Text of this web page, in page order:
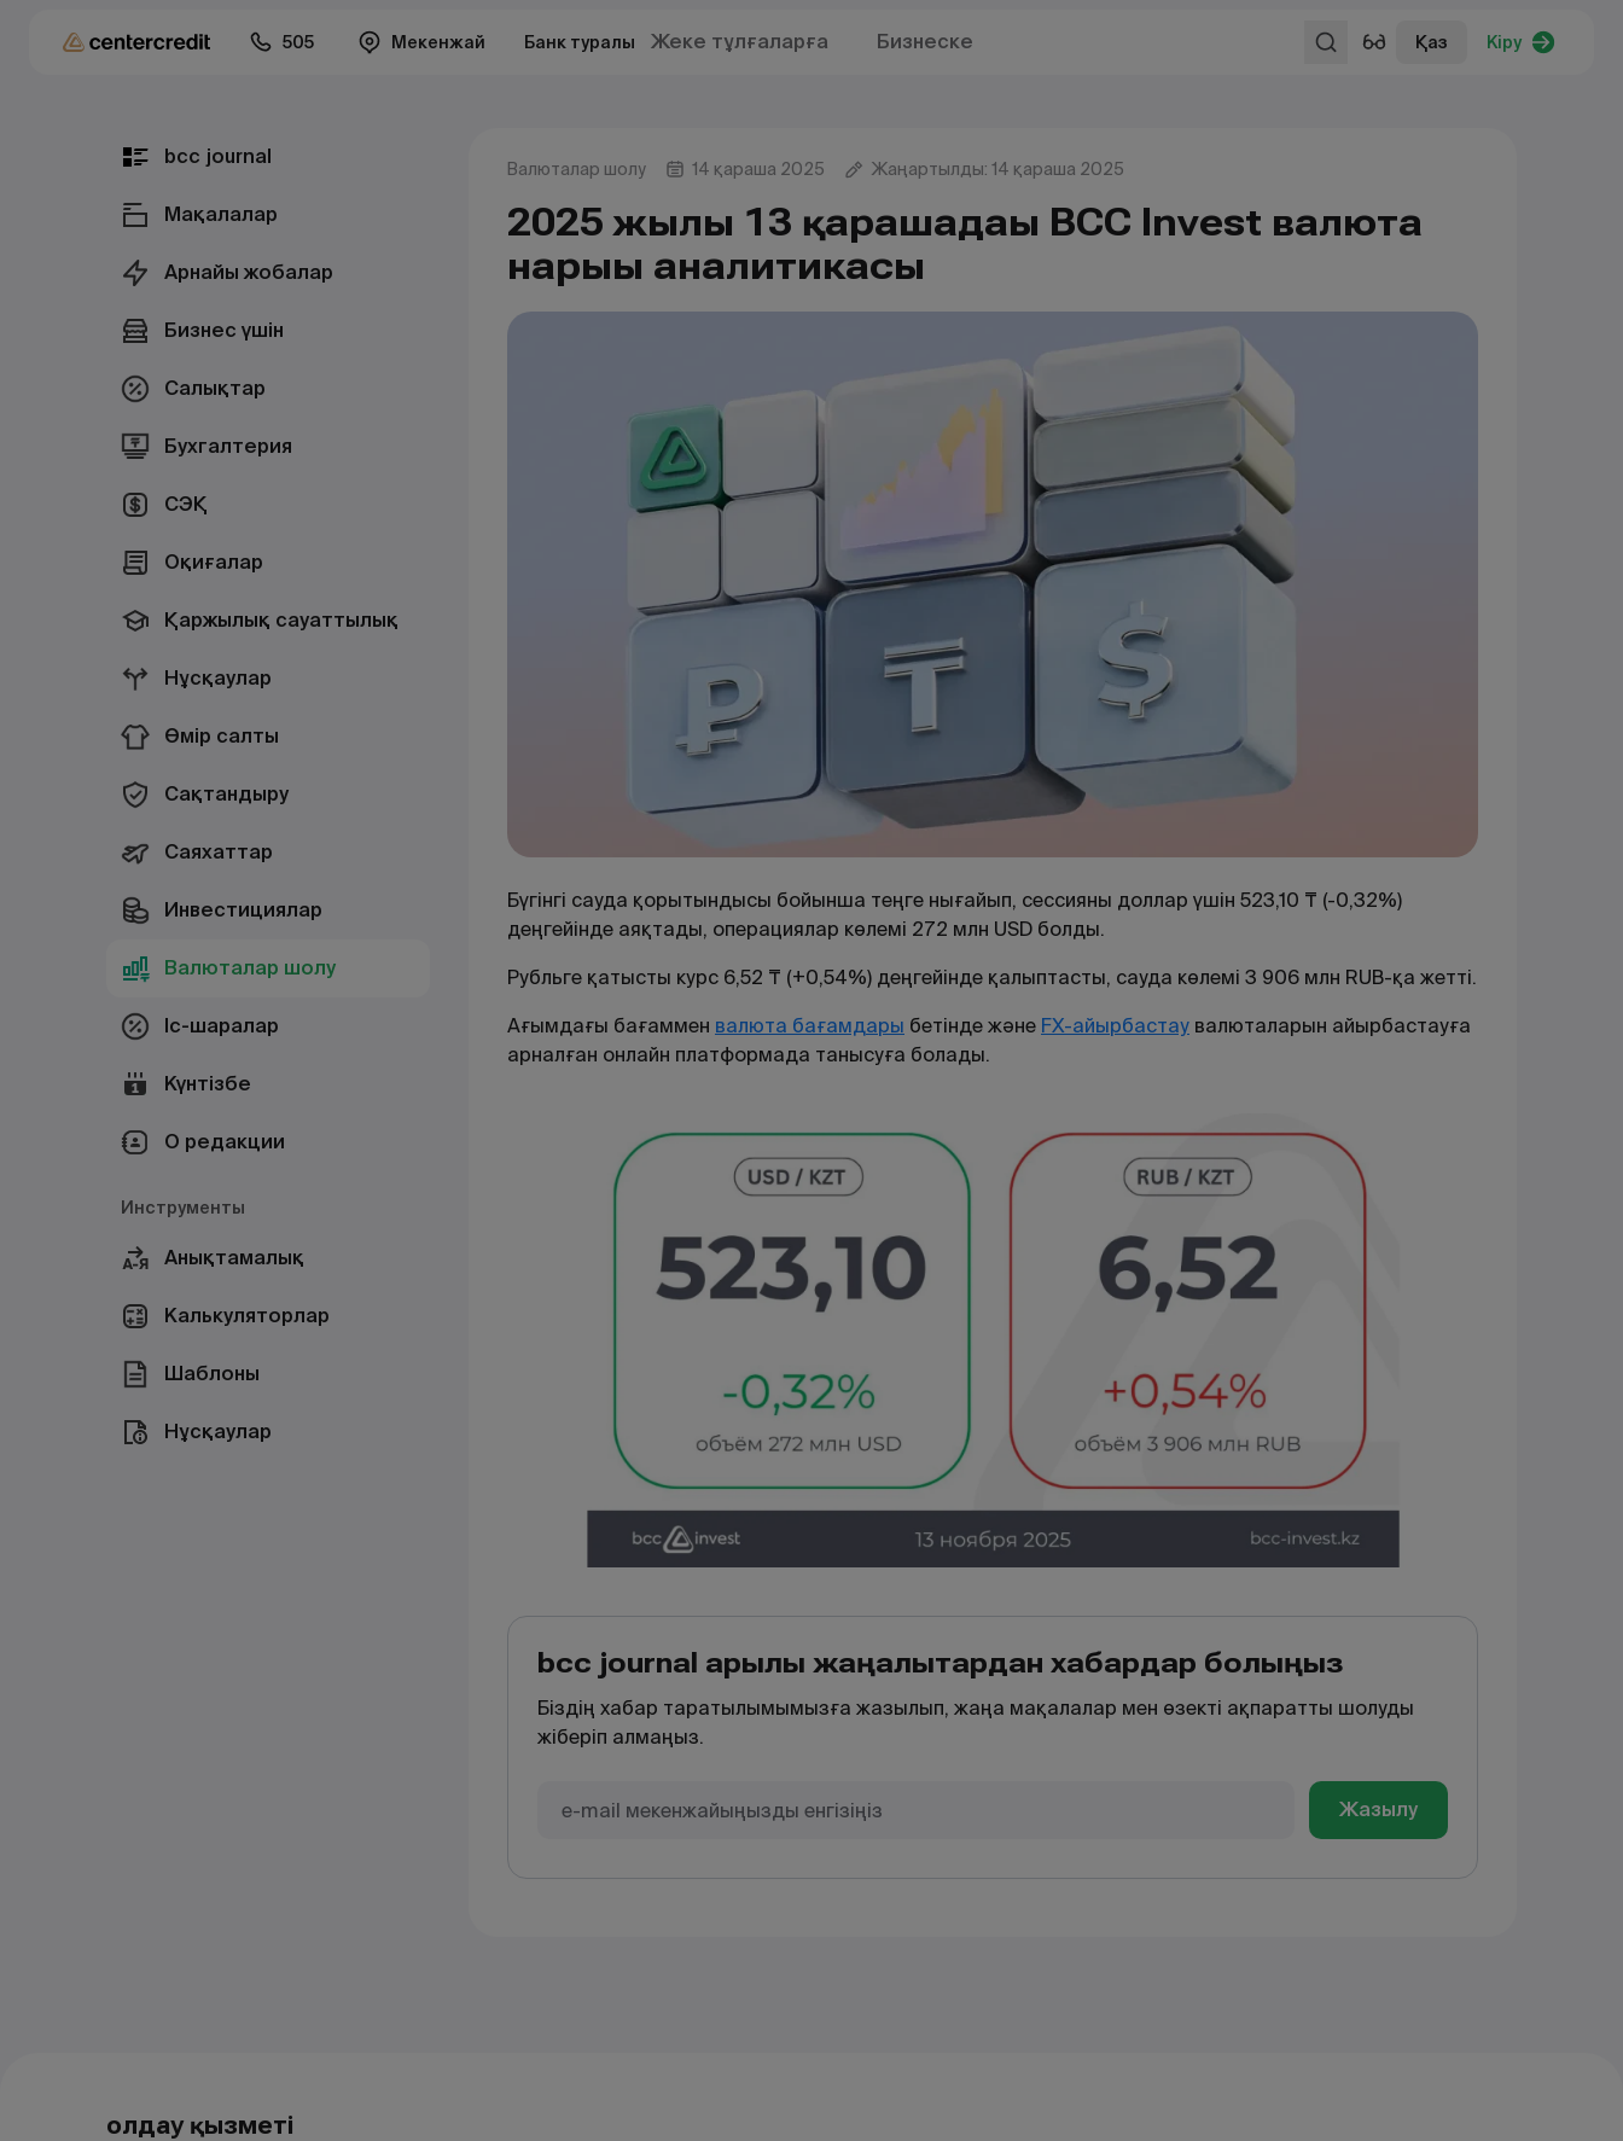
505 Мекенжай Банк туралы Жеке тұлғаларға Бизнеске Қаз Кіру
bcc journal
Мақалалар
Арнайы жобалар
Бизнес үшін
Салықтар
Бухгалтерия
СЭҚ
Оқиғалар
Қаржылық сауаттылық
Нұсқаулар
Өмір салты
Сақтандыру
Саяхаттар
Инвестициялар
Валюталар шолу
Іс-шаралар
Күнтізбе
О редакции
Инструменты
Анықтамалық
Калькуляторлар
Шаблоны
Нұсқаулар
Валюталар шолу 14 қараша 2025 Жаңартылды: 14 қараша 2025
2025 жылғы 13 қарашадағы BCC Invest валюта
нарығы аналитикасы
Бүгінгі сауда қорытындысы бойынша теңге нығайып, сессияны доллар үшін 523,10 ₸ (-0,32%)
деңгейінде аяқтады, операциялар көлемі 272 млн USD болды.
Рубльге қатысты курс 6,52 ₸ (+0,54%) деңгейінде қалыптасты, сауда көлемі 3 906 млн RUB-қа жетті.
Ағымдағы бағаммен валюта бағамдары бетіндежәне FX-айырбастау валюталарын айырбастауға
арналған онлайн платформада танысуға болады.
bcc journal арқылы жаңалықтардан хабардар болыңыз
Біздің хабар таратылымымызға жазылып, жаңа мақалалар мен өзекті ақпаратты шолуды
жіберіп алмаңыз.
Жазылу
Қолдау қызметі